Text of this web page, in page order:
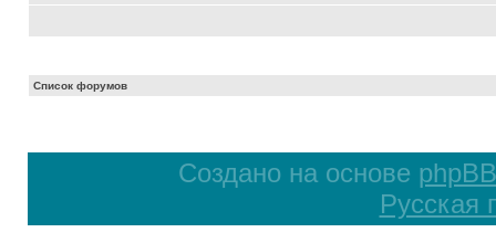
Список форумов
Создано на основе phpBB
Русская